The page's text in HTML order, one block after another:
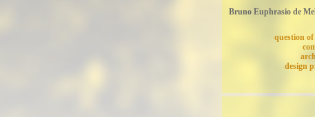
Bruno Euphrasio de
question
design